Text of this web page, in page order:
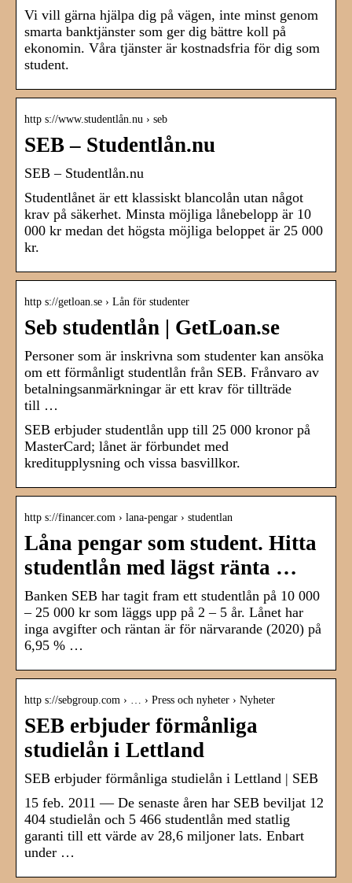
Vi vill gärna hjälpa dig på vägen, inte minst genom
smarta banktjänster som ger dig bättre koll på
ekonomin. Våra tjänster är kostnadsfria för dig som
student.
http s://www.studentlån.nu › seb
SEB – Studentlån.nu
SEB – Studentlån.nu
Studentlånet är ett klassiskt blancolån utan något
krav på säkerhet. Minsta möjliga lånebelopp är 10
000 kr medan det högsta möjliga beloppet är 25 000
kr.
http s://getloan.se › Lån för studenter
Seb studentlån | GetLoan.se
Personer som är inskrivna som studenter kan ansöka
om ett förmånligt studentlån från SEB. Frånvaro av
betalningsanmärkningar är ett krav för tillträde
till …
SEB erbjuder studentlån upp till 25 000 kronor på
MasterCard; lånet är förbundet med
kreditupplysning och vissa basvillkor.
http s://financer.com › lana-pengar › studentlan
Låna pengar som student. Hitta
studentlån med lägst ränta …
Banken SEB har tagit fram ett studentlån på 10 000
– 25 000 kr som läggs upp på 2 – 5 år. Lånet har
inga avgifter och räntan är för närvarande (2020) på
6,95 % …
http s://sebgroup.com › … › Press och nyheter › Nyheter
SEB erbjuder förmånliga
studielån i Lettland
SEB erbjuder förmånliga studielån i Lettland | SEB
15 feb. 2011 — De senaste åren har SEB beviljat 12
404 studielån och 5 466 studentlån med statlig
garanti till ett värde av 28,6 miljoner lats. Enbart
under …